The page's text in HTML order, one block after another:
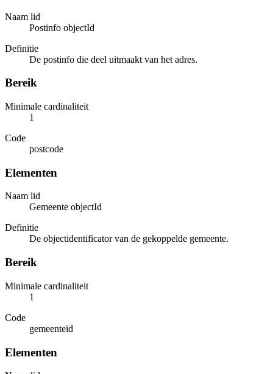
Naam lid
Postinfo objectId
Definitie
De postinfo die deel uitmaakt van het adres.
Bereik
Minimale cardinaliteit
1
Code
postcode
Elementen
Naam lid
Gemeente objectId
Definitie
De objectidentificator van de gekoppelde gemeente.
Bereik
Minimale cardinaliteit
1
Code
gemeenteid
Elementen